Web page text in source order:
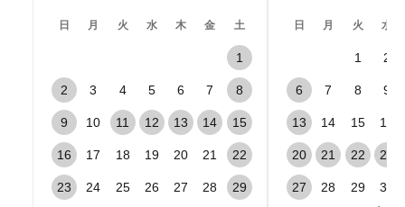
日 月 火 水 木 金 土
1
2 3 4 5 6 7 8
9 10 11 12 13 14 15
16 17 18 19 20 21 22
23 24 25 26 27 28 29
日 月 火 水
1 2
6 7 8 9
13 14 15 16
20 21 22 23
27 28 29 30